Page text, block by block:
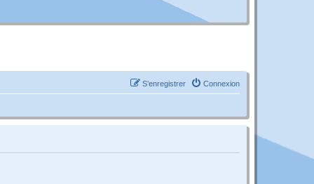
Connexion
S’enregistrer